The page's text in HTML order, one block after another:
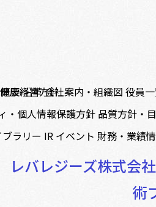
健康経営方針
・個人情報保護方針 品質方針・
要沿革会社案内・組織図 役員
ラリー IR イベント 財務・業績
レバレジーズ株式会
術